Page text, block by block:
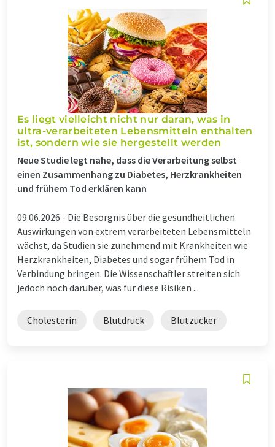
Es liegt vielleicht nicht nur daran, was in
ultra-verarbeiteten Lebensmitteln enthalten
ist, sondern wie sie hergestellt werden
Neue Studie legt nahe, dass die Verarbeitung selbst
einen Zusammenhang zu Diabetes, Herzkrankheiten
und frühem Tod erklären kann
09.06.2026 - Die Besorgnis über die gesundheitlichen
Auswirkungen von extrem verarbeiteten Lebensmitteln
wächst, da Studien sie zunehmend mit Krankheiten wie
Herzkrankheiten, Diabetes und sogar frühem Tod in
Verbindung bringen. Die Wissenschaftler streiten sich
jedoch noch darüber, was für diese Risiken ...
Cholesterin Blutdruck Blutzucker